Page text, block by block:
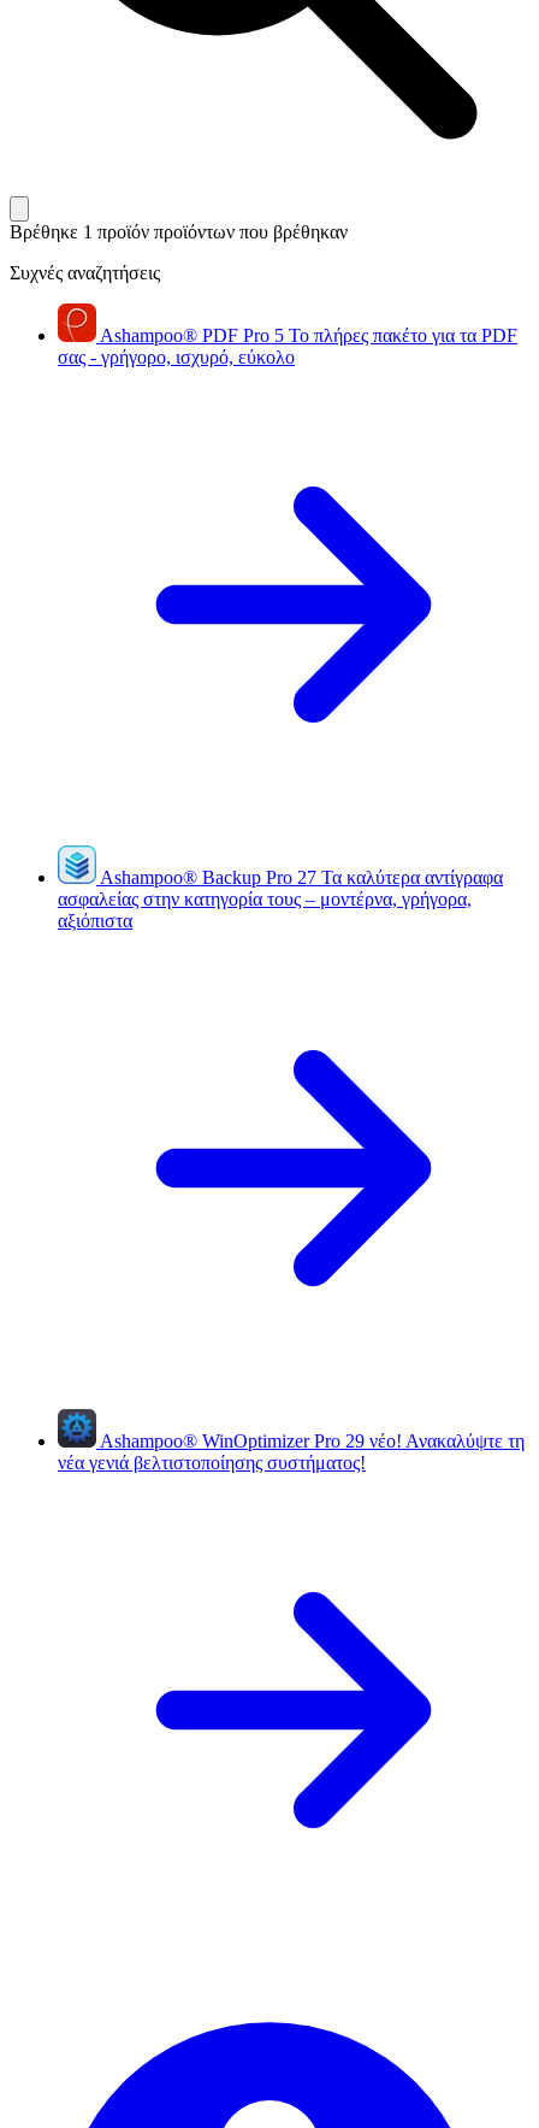
Βρέθηκε 1 προϊόν προϊόντων που βρέθηκαν
Συχνές αναζητήσεις
Ashampoo® PDF Pro 5 Το πλήρες πακέτο για τα PDF
σας - γρήγορο, ισχυρό, εύκολο
Ashampoo® Backup Pro 27 Τα καλύτερα αντίγραφα
ασφαλείας στην κατηγορία τους – μοντέρνα, γρήγορα,
αξιόπιστα
Ashampoo® WinOptimizer Pro 29 νέο! Ανακαλύψτε τη
νέα γενιά βελτιστοποίησης συστήματος!